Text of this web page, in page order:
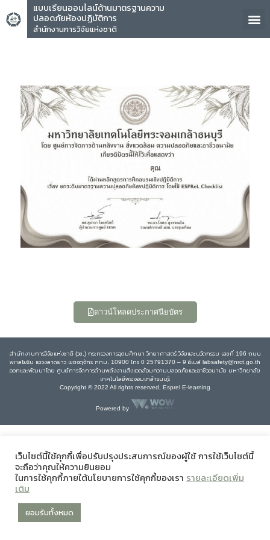
แบบเรียนออนไลน์ด้านมาตรฐานความ
ปลอดภัยห้องปฏิบัติการ
สำนักงานการวิจัยแห่งชาติ
คุณ
ดาวน์โหลดประกาศนียบัตร
สำนักงานการวิจัยแห่งชาติ (วช.) กระทรวงการอุดมศึกษา วิทยาศาสตร์ วิจัยและนวัตกรรม เลขที่ 196 ถนน
พหลโยธิน แขวงลาดยาว เขตจตุจักร กทม. 10900 โทร 0 25791370 – 9 อีเมล์ labsafety@nrct.go.th
ออกและพัฒนาโดย ศูนย์การจัดการด้านพลังงานสิ่งแวดล้อมความปลอดภัยและอาชีวอนามัย มหาวิทยาลัย
เทคโนโลยีพระจอมเกล้าธนบุรี
Copyright © 2022 All rights reserved, Esprel E-learning
Powered by
เว็บไซต์นี้ใช้คุกกี้เพื่อปรับปรุงประสบการณ์ของผู้ใช้ การใช้เว็บไซต์นี้
จะถือว่าคุณให้ความยินยอม
ในการใช้คุกกี้ภายใต้นโยบายการใช้คุกกี้ของเรา รายละเอียดเพิ่ม
เติม
ยอมรับทั้งหมด